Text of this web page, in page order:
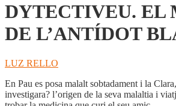
DYTECTIVEU. EL
DE L’ANTÍDOT
LUZ RELLO
En Pau es posa malalt sobtadament i la
investigara? l’origen de la seva malaltia i